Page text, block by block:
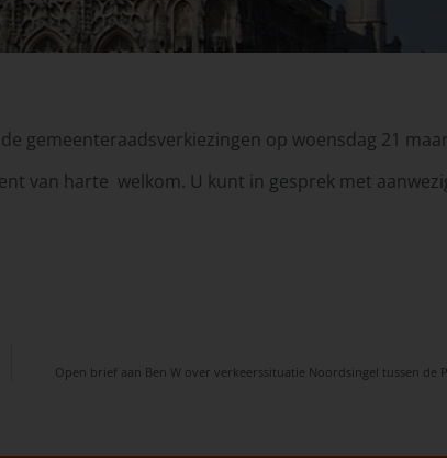
gemeenteraadsverkiezingen op woensdag 21
van harte welkom. U kunt in gesprek met
Open brief aan Ben W over verkeerssituatie Noordsingel tussen de